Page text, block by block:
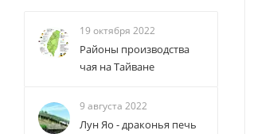
19 октября 2022
Районы производства
чая на Тайване
9 августа 2022
Лун Яо - драконья печь